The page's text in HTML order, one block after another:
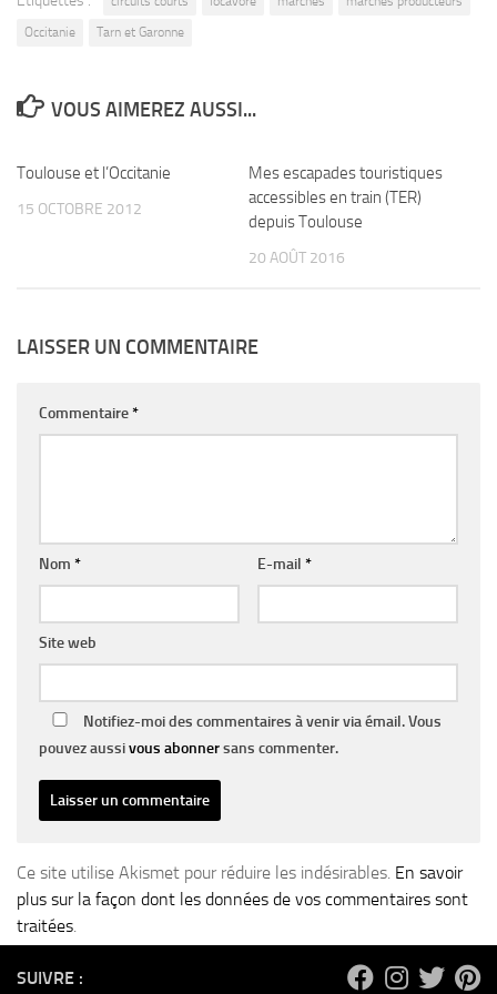
Occitanie
Tarn et Garonne
VOUS AIMEREZ AUSSI...
Toulouse et l’Occitanie
15 OCTOBRE 2012
Mes escapades touristiques
accessibles en train (TER)
depuis Toulouse
20 AOÛT 2016
LAISSER UN COMMENTAIRE
Commentaire*
Nom * E-mail *
Site web
Notifiez-moi des commentaires à venir via émail. Vous
pouvez aussivous abonnersans commenter.
Ce site utilise Akismet pour réduire les indésirables. En savoir
plus sur la façon dont les données de vos commentaires sont
traitées
SUIVRE :